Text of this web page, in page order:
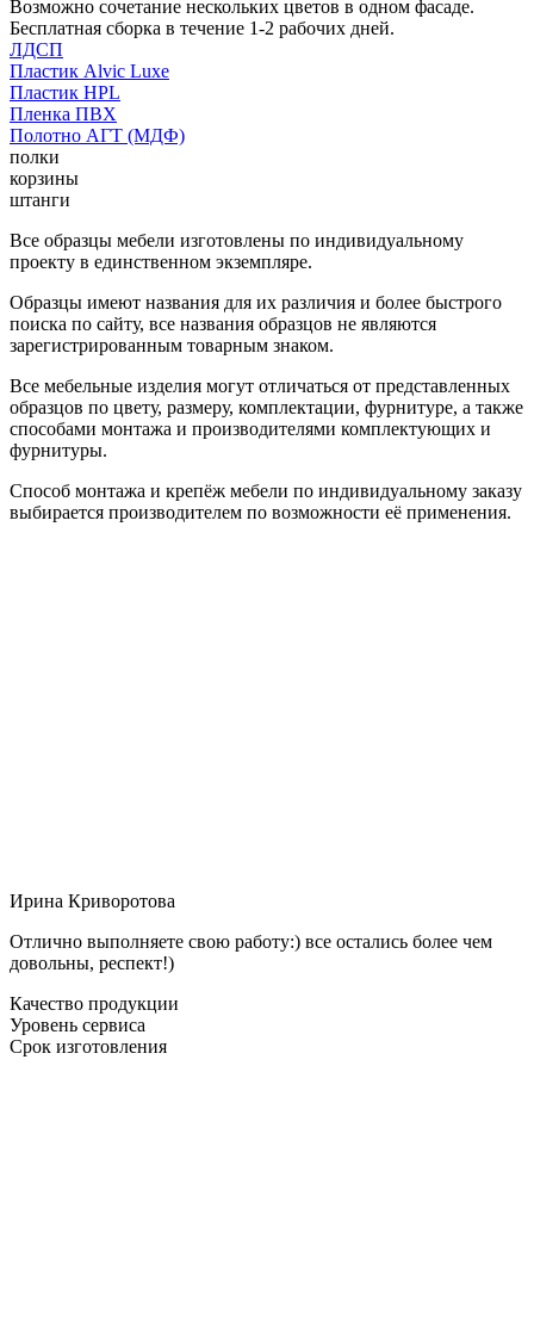
Возможно сочетание нескольких цветов в одном фасаде.
Бесплатная сборка в течение 1-2 рабочих дней.
ЛДСП
Пластик Alvic Luxe
Пластик HPL
Пленка ПВХ
Полотно АГТ (МДФ)
полки
корзины
штанги
Все образцы мебели изготовлены по индивидуальному
проекту в единственном экземпляре.
Образцы имеют названия для их различия и более быстрого
поиска по сайту, все названия образцов не являются
зарегистрированным товарным знаком.
Все мебельные изделия могут отличаться от представленных
образцов по цвету, размеру, комплектации, фурнитуре, а также
способами монтажа и производителями комплектующих и
фурнитуры.
Способ монтажа и крепёж мебели по индивидуальному заказу
выбирается производителем по возможности её применения.
Ирина Криворотова
Отлично выполняете свою работу:) все остались более чем
довольны, респект!)
Качество продукции
Уровень сервиса
Срок изготовления